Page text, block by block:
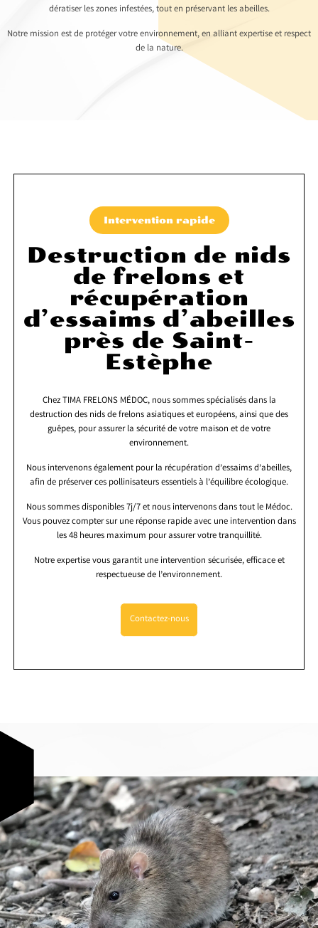
dératiser les zones infestées, tout en préservant les abeilles.
Notre mission est de protéger votre environnement, en alliant expertise et respect
de la nature.
Intervention rapide
Destruction de nids
de frelons et
récupération
d’essaims d’abeilles
près de Saint-
Estèphe
Chez TIMA FRELONS MÉDOC, nous sommes spécialisés dans la
destruction des nids de frelons asiatiques et européens, ainsi que des
guêpes, pour assurer la sécurité de votre maison et de votre
environnement.
Nous intervenons également pour la récupération d’essaims d’abeilles,
afin de préserver ces pollinisateurs essentiels à l’équilibre écologique.
Nous sommes disponibles 7j/7 et nous intervenons dans tout le Médoc.
Vous pouvez compter sur une réponse rapide avec une intervention dans
les 48 heures maximum pour assurer votre tranquillité.
Notre expertise vous garantit une intervention sécurisée, efficace et
respectueuse de l’environnement.
Contactez-nous